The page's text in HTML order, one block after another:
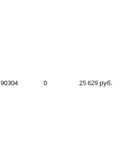
90304 0 25 629 руб.